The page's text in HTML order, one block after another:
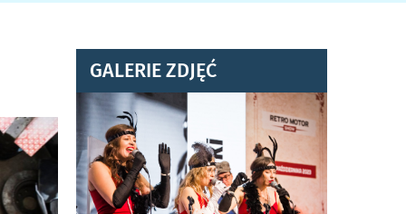
GALERIE ZDJĘĆ